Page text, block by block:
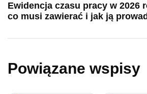
Ewidencja czasu pracy w 2026
co musi zawierać i jak ją
Powiązane wspisy